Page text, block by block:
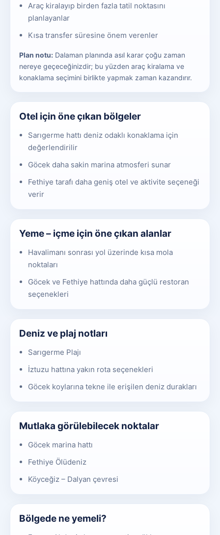
Araç kiralayıp birden fazla tatil noktasını
planlayanlar
Kısa transfer süresine önem verenler
Plan notu: Dalaman planında asıl karar çoğu zaman
nereye geçeceğinizdir; bu yüzden araç kiralama ve
konaklama seçimini birlikte yapmak zaman kazandırır.
Otel için öne çıkan bölgeler
Sarıgerme hattı deniz odaklı konaklama için
değerlendirilir
Göcek daha sakin marina atmosferi sunar
Fethiye tarafı daha geniş otel ve aktivite seçeneği
verir
Yeme – içme için öne çıkan alanlar
Havalimanı sonrası yol üzerinde kısa mola
noktaları
Göcek ve Fethiye hattında daha güçlü restoran
seçenekleri
Deniz ve plaj notları
Sarıgerme Plajı
İztuzu hattına yakın rota seçenekleri
Göcek koylarına tekne ile erişilen deniz durakları
Mutlaka görülebilecek noktalar
Göcek marina hattı
Fethiye Ölüdeniz
Köyceğiz – Dalyan çevresi
Bölgede ne yemeli?